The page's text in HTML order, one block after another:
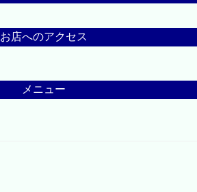
お店へのアクセス
メニュー